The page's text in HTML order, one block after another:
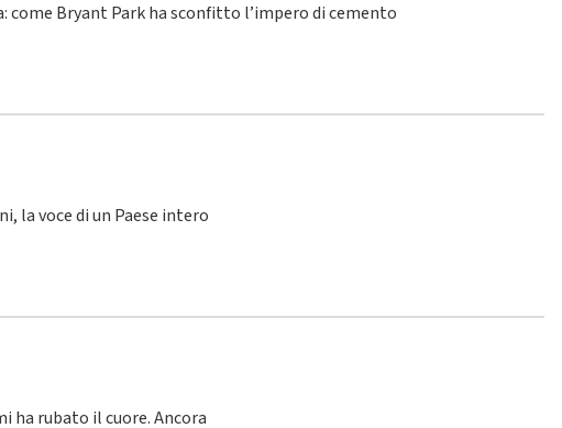
come Bryant Park ha sconfitto l’impero di cemento
la voce di un Paese intero
ha rubato il cuore. Ancora